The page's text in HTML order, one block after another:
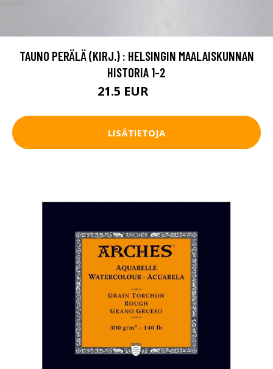
TAUNO PERÄLÄ (KIRJ.) : HELSINGIN MAALAISKUNNAN
HISTORIA 1-2
21.5 EUR
LISÄTIETOJA